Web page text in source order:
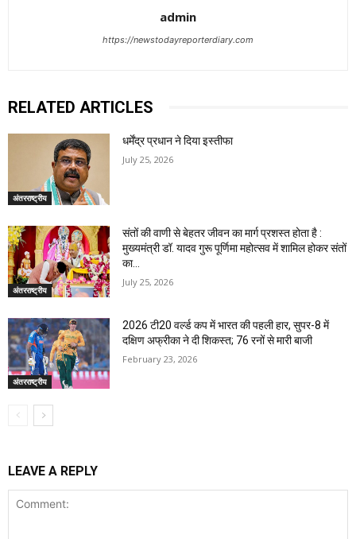
admin
https://newstodayreporterdiary.com
RELATED ARTICLES
अंतरराष्ट्रीय
धर्मेंद्र प्रधान ने दिया इस्तीफा
July 25, 2026
अंतरराष्ट्रीय
संतों की वाणी से बेहतर जीवन का मार्ग प्रशस्त होता है :
मुख्यमंत्री डॉ. यादव गुरू पूर्णिमा महोत्सव में शामिल होकर संतों
का...
July 25, 2026
अंतरराष्ट्रीय
2026 टी20 वर्ल्ड कप में भारत की पहली हार, सुपर-8 में
दक्षिण अफ्रीका ने दी शिकस्त; 76 रनों से मारी बाजी
February 23, 2026
LEAVE A REPLY